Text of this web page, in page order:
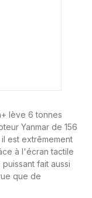
lève 6 tonnes
Yanmar de 156
est extrêmement
à l'écran tactile
fait aussi
que de